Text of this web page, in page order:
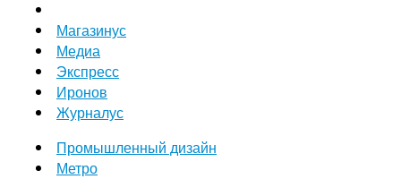
Магазинус
Медиа
Экспресс
Иронов
Журналус
Промышленный дизайн
Метро